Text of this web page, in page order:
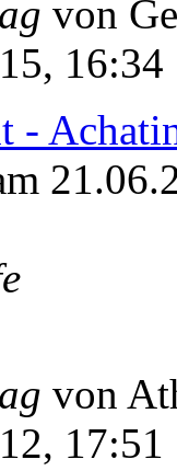
von
16:34
-
von
17:51